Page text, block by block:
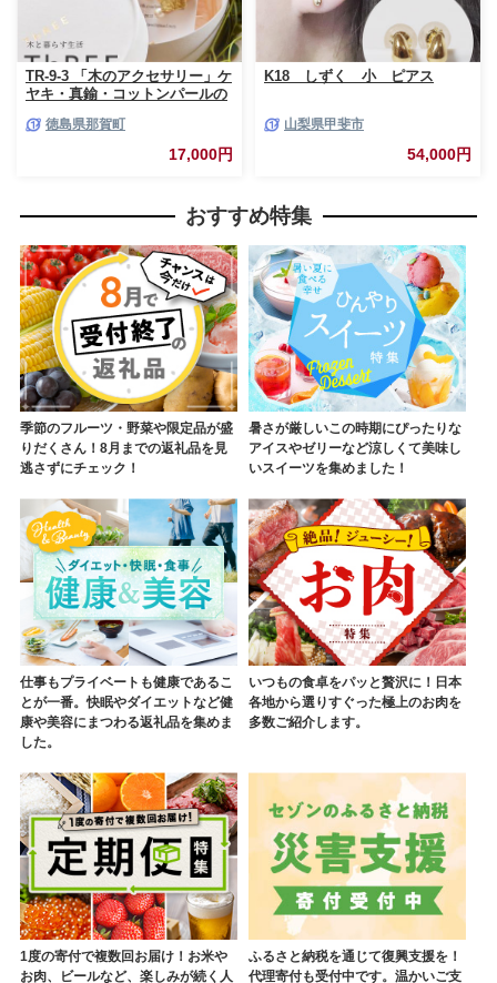
TR-9-3 「木のアクセサリー」ケ
ヤキ・真鍮・コットンパールの
徳島県那賀町
17,000円
K18 しずく 小 ピアス
山梨県甲斐市
54,000円
おすすめ特集
季節のフルーツ・野菜や限定品が盛
りだくさん！8月までの返礼品を見
逃さずにチェック！
暑さが厳しいこの時期にぴったりな
アイスやゼリーなど涼しくて美味し
いスイーツを集めました！
仕事もプライベートも健康であるこ
とが一番。快眠やダイエットなど健
康や美容にまつわる返礼品を集めま
した。
いつもの食卓をパッと贅沢に！日本
各地から選りすぐった極上のお肉を
多数ご紹介します。
1度の寄付で複数回お届け！お米や
お肉、ビールなど、楽しみが続く人
ふるさと納税を通じて復興支援を！
代理寄付も受付中です。温かいご支